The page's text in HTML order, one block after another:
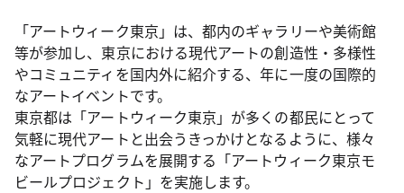
「アートウィーク東京」は、都内のギャラリーや美術館
等が参加し、東京における現代アートの創造性・多様性
やコミュニティを国内外に紹介する、年に一度の国際的
なアートイベントです。
東京都は「アートウィーク東京」が多くの都民にとって
気軽に現代アートと出会うきっかけとなるように、様々
なアートプログラムを展開する「アートウィーク東京モ
ビールプロジェクト」を実施します。